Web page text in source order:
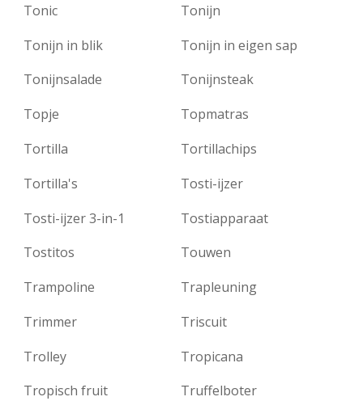
Tonic
Tonijn
Tonijn in blik
Tonijn in eigen sap
Tonijnsalade
Tonijnsteak
Topje
Topmatras
Tortilla
Tortillachips
Tortilla's
Tosti-ijzer
Tosti-ijzer 3-in-1
Tostiapparaat
Tostitos
Touwen
Trampoline
Trapleuning
Trimmer
Triscuit
Trolley
Tropicana
Tropisch fruit
Truffelboter